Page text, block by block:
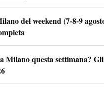
del weekend (7-8-9
Milano questa settimana?